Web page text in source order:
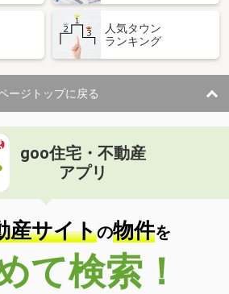
人気タウン
ランキング
ージトップに戻る
goo住宅・不動産
アプリ
産サイトの物件を
て検索！